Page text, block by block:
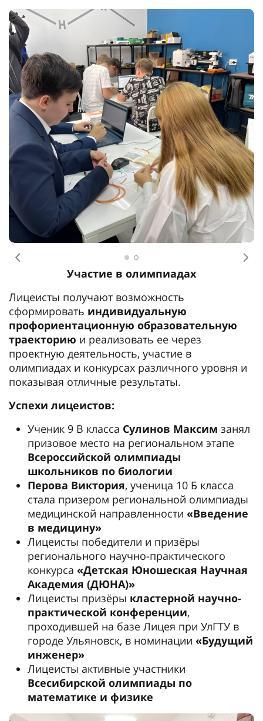
Предыдущее
Участие в олимпиадах
Лицеисты получают возможность
сформировать индивидуальную
профориентационную образовательную
траекторию и реализовать ее через
проектную деятельность, участие в
олимпиадах и конкурсах различного уровня и
показывая отличные результаты.
Успехи лицеистов:
Ученик 9 В класса Сулинов Максим занял
призовое место на региональном этапе
Всероссийской олимпиады
школьников по биологии
Перова Виктория, ученица 10 Б класса
стала призером региональной олимпиады
медицинской направленности «Введение
в медицину»
Лицеисты победители и призёры
регионального научно-практического
конкурса «Детская Юношеская Научная
Академия (ДЮНА)»
Лицеисты призёры кластерной научно-
практической конференции,
проходившей на базе Лицея при УлГТУ в
городе Ульяновск, в номинации «Будущий
инженер»
Лицеисты активные участники
Всесибирской олимпиады по
математике и физике